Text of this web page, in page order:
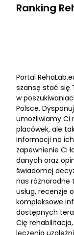
Ranking
Portal
szansę stać się
w
Polsce.
umożliwiamy Ci
placówek, ale
informacji na
zapewnienie Ci
danych oraz
świadomej
nas różnorodne
usług, recenzje
kompleksowe
dostępnych
Cię
leczenia